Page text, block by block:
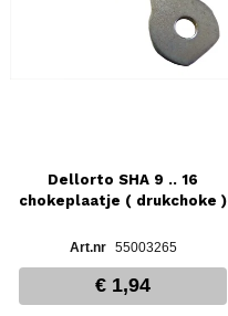
Dellorto SHA 9 .. 16
chokeplaatje ( drukchoke )
55003265
€ 1,94